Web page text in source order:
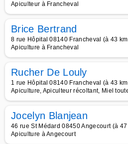
Apiculteur à Francheval
Brice Bertrand
8 rue Hôpital 08140 Francheval (à 43
Apiculture à Francheval
Rucher De Louly
1 rue Hôpital 08140 Francheval (à 43
Apiculture, Apiculteur récoltant, Miel
Jocelyn Blanjean
46 rue St Médard 08450 Angecourt (à
Apiculture à Angecourt